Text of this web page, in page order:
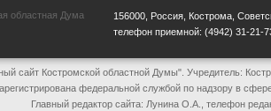
областная Дума
156000, Россия, Кострома,
телефон приемной: (4942) 31-21-
сайт Костромской областной Думы". Учредитель:
федеральной службой по надзору в
Главный редактор сайта: Лунина О.А., телефон